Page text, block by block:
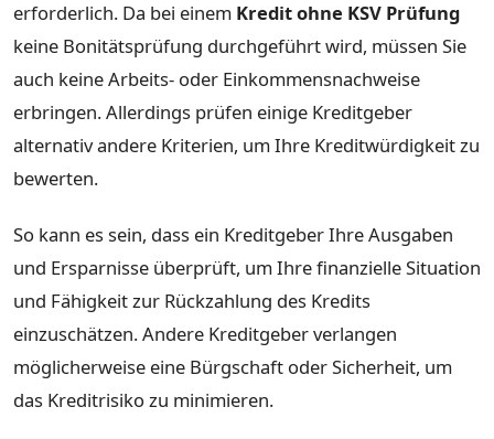
erforderlich. Da bei einem Kredit ohne KSV Prüfung
keine Bonitätsprüfung durchgeführt wird, müssen Sie
auch keine Arbeits- oder Einkommensnachweise
erbringen. Allerdings prüfen einige Kreditgeber
alternativ andere Kriterien, um Ihre Kreditwürdigkeit zu
bewerten.
So kann es sein, dass ein Kreditgeber Ihre Ausgaben
und Ersparnisse überprüft, um Ihre finanzielle Situation
und Fähigkeit zur Rückzahlung des Kredits
einzuschätzen. Andere Kreditgeber verlangen
möglicherweise eine Bürgschaft oder Sicherheit, um
das Kreditrisiko zu minimieren.